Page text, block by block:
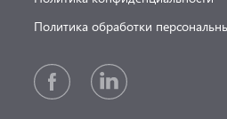
Политика обработки